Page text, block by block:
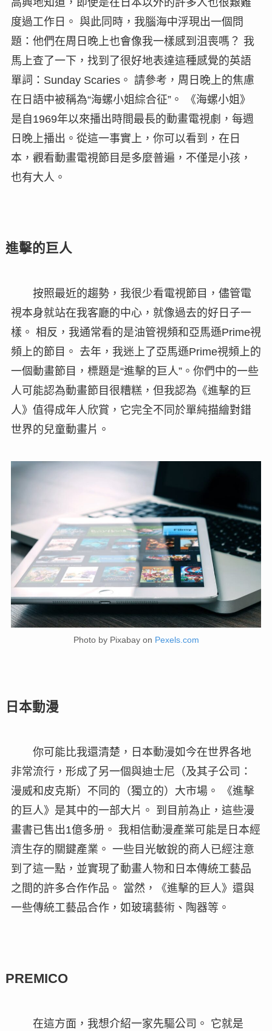
高興地知道，即使是在日本以外的許多人也很艱難
度過工作日。 與此同時，我腦海中浮現出一個問
題：他們在周日晚上也會像我一樣感到沮喪嗎？ 我
馬上查了一下，找到了很好地表達這種感覺的英語
單詞：Sunday Scaries。 請參考，周日晚上的焦慮
在日語中被稱為“海螺小姐綜合征”。 《海螺小姐》
是自1969年以來播出時間最長的動畫電視劇，每週
日晚上播出。從這一事實上，你可以看到，在日
本，觀看動畫電視節目是多麼普遍，不僅是小孩，
也有大人。
進擊的巨人
按照最近的趨勢，我很少看電視節目，儘管電
視本身就站在我客廳的中心，就像過去的好日子一
樣。 相反，我通常看的是油管視頻和亞馬遜Prime視
頻上的節目。 去年，我迷上了亞馬遜Prime視頻上的
一個動畫節目，標題是“進擊的巨人”。你們中的一些
人可能認為動畫節目很糟糕，但我認為《進擊的巨
人》值得成年人欣賞，它完全不同於單純描繪對錯
世界的兒童動畫片。
Photo by Pixabay on Pexels.com
日本動漫
你可能比我還清楚，日本動漫如今在世界各地
非常流行，形成了另一個與迪士尼（及其子公司：
漫威和皮克斯）不同的（獨立的）大市場。 《進擊
的巨人》是其中的一部大片。 到目前為止，這些漫
畫書已售出1億多册。 我相信動漫產業可能是日本經
濟生存的關鍵產業。 一些目光敏銳的商人已經注意
到了這一點，並實現了動畫人物和日本傳統工藝品
之間的許多合作作品。 當然，《進擊的巨人》還與
一些傳統工藝品合作，如玻璃藝術、陶器等。
PREMICO
在這方面，我想介紹一家先驅公司。 它就是